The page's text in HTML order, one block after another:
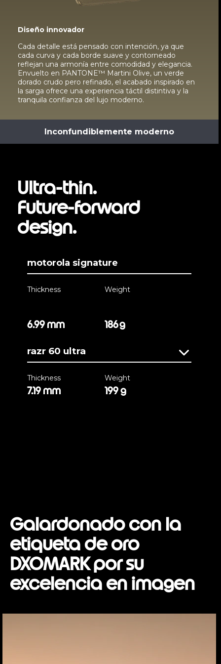
Diseño innovador
Cada detalle está pensado con intención, ya que
cada curva y cada borde suave y contorneado
reflejan una armonía entre comodidad y elegancia.
Envuelto en PANTONE™ Martini Olive, un verde
dorado crudo pero refinado, el acabado inspirado en
la sarga ofrece una experiencia táctil distintiva y la
tranquila confianza del lujo moderno.
Inconfundiblemente moderno
Ultra-thin.
Future-forward
design.
motorola signature
Thickness
6.99 mm
Weight
186 g
razr 60 ultra
Thickness
7.19 mm
Weight
199 g
Galardonado con la
etiqueta de oro
DXOMARK por su
excelencia en imagen